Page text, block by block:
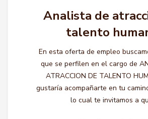
Analista de
talento
En esta oferta de empleo
que se perfilen en el cargo de
ATRACCION DE TALENTO
gustaría acompañarte en tu
lo cual te invitamos a